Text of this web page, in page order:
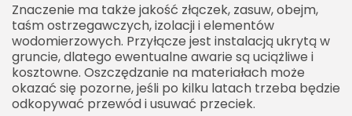
Znaczenie ma także jakość złączek, zasuw, obejm,
taśm ostrzegawczych, izolacji i elementów
wodomierzowych. Przyłącze jest instalacją ukrytą w
gruncie, dlatego ewentualne awarie są uciążliwe i
kosztowne. Oszczędzanie na materiałach może
okazać się pozorne, jeśli po kilku latach trzeba będzie
odkopywać przewód i usuwać przeciek.